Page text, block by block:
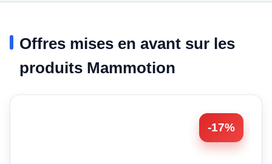
Offres mises en avant sur les
produits Mammotion
-17%